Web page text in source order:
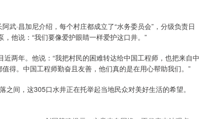
·昌加尼介绍，每个村庄都成立了“水务委员会”，分级负责日
他说：“我们要像爱护眼睛一样爱护这口井。”
两年。他说：“我把村民的困难转达给中国工程师，也把来自中
得。中国工程师勤奋且友善，他们真的是在用心帮助我们。”
间，这305口水井正在托举起当地民众对美好生活的希望。